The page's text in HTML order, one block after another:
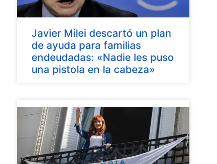
Javier Milei descartó un plan
de ayuda para familias
endeudadas: «Nadie les puso
una pistola en la cabeza»